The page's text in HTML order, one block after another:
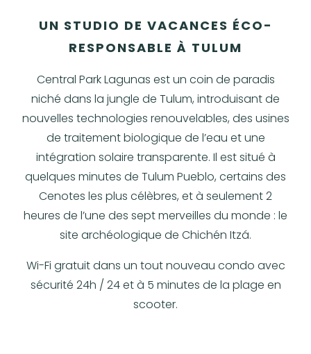
UN STUDIO DE VACANCES ÉCO-
RESPONSABLE À TULUM
Central Park Lagunas est un coin de paradis
niché dans la jungle de Tulum, introduisant de
nouvelles technologies renouvelables, des usines
de traitement biologique de l’eau et une
intégration solaire transparente. Il est situé à
quelques minutes de Tulum Pueblo, certains des
Cenotes les plus célèbres, et à seulement 2
heures de l’une des sept merveilles du monde : le
site archéologique de Chichén Itzá.
Wi-Fi gratuit dans un tout nouveau condo avec
sécurité 24h / 24 et à 5 minutes de la plage en
scooter.